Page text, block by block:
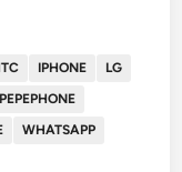
IPHONE
LG
PEPEPHONE
WHATSAPP